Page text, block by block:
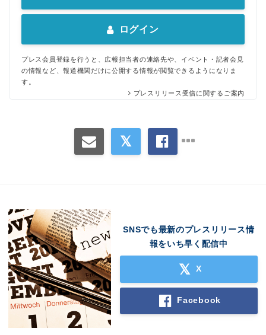
ログイン
プレス会員登録を行うと、広報担当者の連絡先や、イベント・記者会見
の情報など、報道機関だけに公開する情報が閲覧できるようになりま
す。
プレスリリース受信に関するご案内
SNSでも最新のプレスリリース情
報をいち早く配信中
X
Facebook